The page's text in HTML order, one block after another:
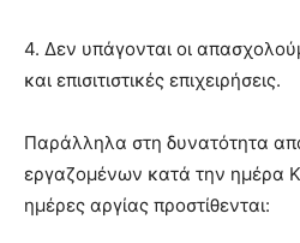
4. Δεν υπάγονται οι
και επισιτιστικές επιχειρήσεις.
Παράλληλα στη δυνατότητα
εργαζομένων κατά την ημέρα
ημέρες αργίας προστίθενται: